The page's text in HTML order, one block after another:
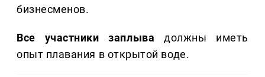
бизнесменов.
Все участники заплыва должны иметь
опыт плавания в открытой воде.